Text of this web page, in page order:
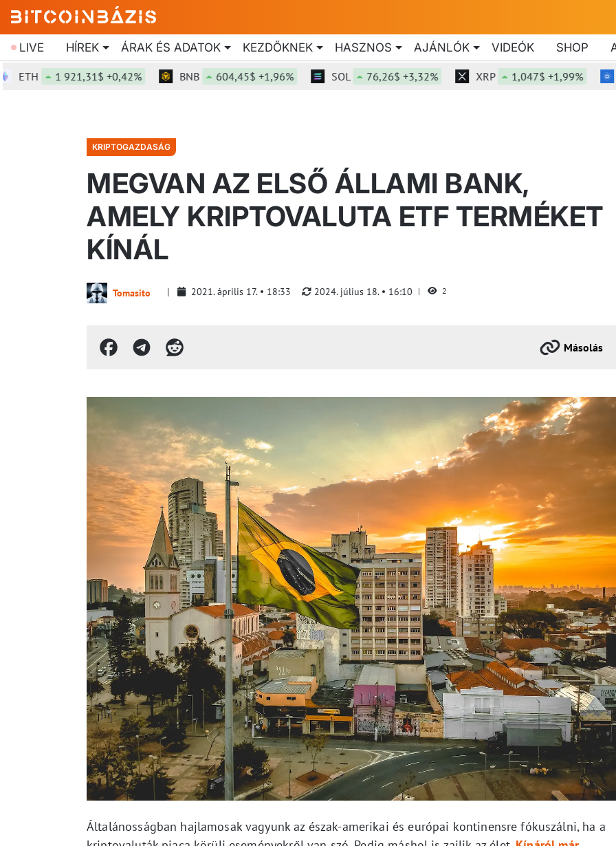
LIVE HÍREK ÁRAK ÉS ADATOK KEZDŐKNEK HASZNOS AJÁNLÓK VIDEÓK SHOP
1 921,31$ +0,42% BNB 604,45$ +1,96% SOL 76,26$ +3,32% XRP 1,047$ +1,99% ADA
KRIPTOGAZDASÁG
MEGVAN AZ ELSŐ ÁLLAMI BANK,
AMELY KRIPTOVALUTA ETF TERMÉKET
KÍNÁL
Tomasito 2021. április 17. 18:33 2024. július 18. 16:10 2
Másolás
Általánosságban hajlamosak vagyunk az észak-amerikai és európai kontinensre fókuszálni, ha a